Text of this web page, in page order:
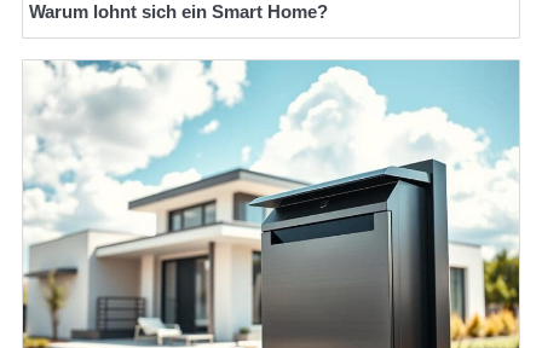
Warum lohnt sich ein Smart Home?